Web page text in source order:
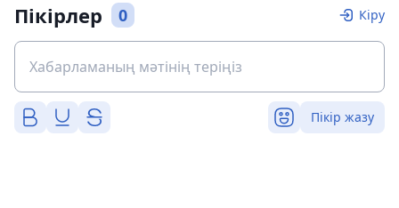
Пікірлер 0 Кіру
Пікір жазу